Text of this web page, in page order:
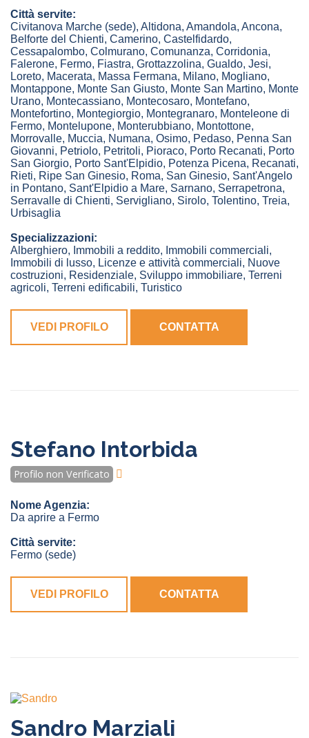
Città servite:
Civitanova Marche (sede), Altidona, Amandola, Ancona,
Belforte del Chienti, Camerino, Castelfidardo,
Cessapalombo, Colmurano, Comunanza, Corridonia,
Falerone, Fermo, Fiastra, Grottazzolina, Gualdo, Jesi,
Loreto, Macerata, Massa Fermana, Milano, Mogliano,
Montappone, Monte San Giusto, Monte San Martino, Monte
Urano, Montecassiano, Montecosaro, Montefano,
Montefortino, Montegiorgio, Montegranaro, Monteleone di
Fermo, Montelupone, Monterubbiano, Montottone,
Morrovalle, Muccia, Numana, Osimo, Pedaso, Penna San
Giovanni, Petriolo, Petritoli, Pioraco, Porto Recanati, Porto
San Giorgio, Porto Sant'Elpidio, Potenza Picena, Recanati,
Rieti, Ripe San Ginesio, Roma, San Ginesio, Sant'Angelo
in Pontano, Sant'Elpidio a Mare, Sarnano, Serrapetrona,
Serravalle di Chienti, Servigliano, Sirolo, Tolentino, Treia,
Urbisaglia
Specializzazioni:
Alberghiero, Immobili a reddito, Immobili commerciali,
Immobili di lusso, Licenze e attività commerciali, Nuove
costruzioni, Residenziale, Sviluppo immobiliare, Terreni
agricoli, Terreni edificabili, Turistico
VEDI PROFILO CONTATTA
Stefano Intorbida
Profilo non Verificato
Nome Agenzia:
Da aprire a Fermo
Città servite:
Fermo (sede)
VEDI PROFILO CONTATTA
Sandro Marziali